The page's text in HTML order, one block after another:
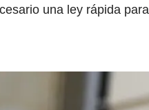
una ley rápida